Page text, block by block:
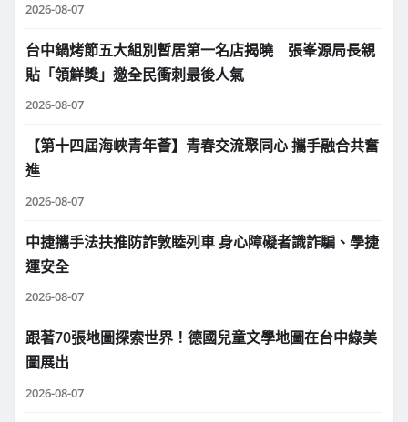
2026-08-07
台中鍋烤節五大組別暫居第一名店揭曉 張峯源局長親
貼「領鮮獎」邀全民衝刺最後人氣
2026-08-07
【第十四屆海峽青年薈】青春交流聚同心 攜手融合共奮
進
2026-08-07
中捷攜手法扶推防詐敦睦列車 身心障礙者識詐騙、學捷
運安全
2026-08-07
跟著70張地圖探索世界！德國兒童文學地圖在台中綠美
圖展出
2026-08-07